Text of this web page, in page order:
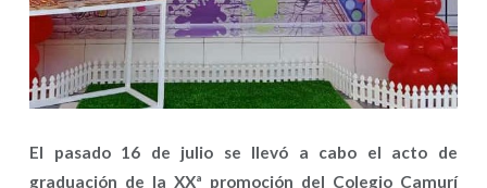
El pasado 16 de julio se llevó a cabo el acto de
graduación de la XXª promoción del Colegio Camurí